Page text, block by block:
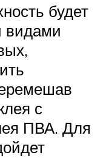
будет
видами
с
ПВА. Для